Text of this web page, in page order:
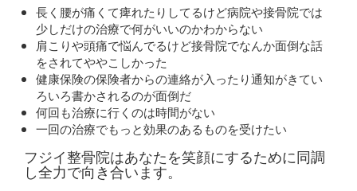
長く腰が痛くて痺れたりしてるけど病院や接骨院では
少しだけの治療で何がいいのかわからない
肩こりや頭痛で悩んでるけど接骨院でなんか面倒な話
をされてややこしかった
健康保険の保険者からの連絡が入ったり通知がきてい
ろいろ書かされるのが面倒だ
何回も治療に行くのは時間がない
一回の治療でもっと効果のあるものを受けたい
フジイ整骨院はあなたを笑顔にするために同調
し全力で向き合います。